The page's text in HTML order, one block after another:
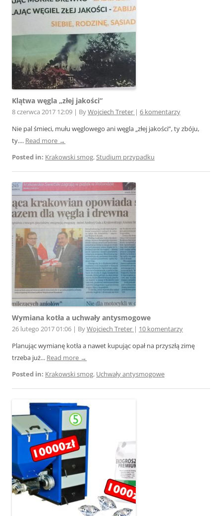
Klątwa węgla „złej jakości”
8 czerwca 2017 12:09 | ByWojciech Treter | 6 komentarzy
Nie pal śmieci, mułu węglowego ani węgla „złej jakości”, ty zbóju,
ty.... Read more →
Posted in: Krakowski smog,Studium przypadku
Wymiana kotła a uchwały antysmogowe
26 lutego 2017 01:06 | ByWojciech Treter | 10 komentarzy
Planując wymianę kotła a nawet kupując opał na przyszłą zimę
trzeba już... Read more →
Posted in: Krakowski smog, Uchwały antysmogowe